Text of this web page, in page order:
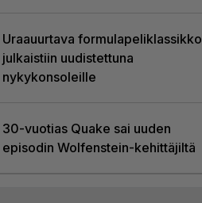
Uraauurtava formulapeliklassikko
julkaistiin uudistettuna
nykykonsoleille
30-vuotias Quake sai uuden
episodin Wolfenstein-kehittäjiltä